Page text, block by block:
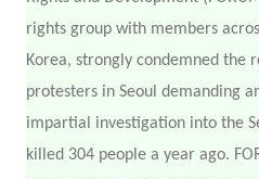
rights group with members
Korea, strongly condemned the
protesters in Seoul demanding
impartial investigation into the
killed 304 people a year ago.